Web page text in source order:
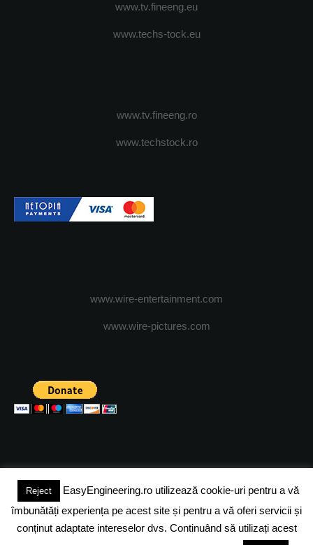
www.tv.fineeng.eu
www.techs-tock.eu
www.tv.fineeng.ro
www.techstock.ro
www.wire-entertainment.com
www.wire-pictures.com
(c) 2024 - FineEngineeringMagazine. All rights reserved.
DESPRE NOI ADVERTISING JOBS DESPRE COOKIES
Reject
EasyEngineering.ro utilizează cookie-uri pentru a vă
îmbunătăți experiența pe acest site și pentru a vă oferi servicii și
conținut adaptate intereselor dvs. Continuând să utilizați acest